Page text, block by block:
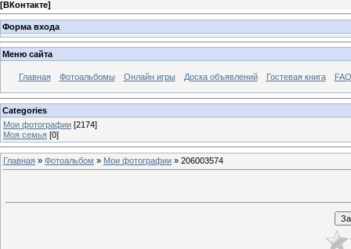
[ВКонтакте]
Форма входа
Меню сайта
Главная Фотоальбомы Онлайн игры Доска объявлений Гостевая книга
Categories
Мои фотографии [2174]
Моя семья [0]
Главная » Фотоальбом » Мои фотографии » 206003574